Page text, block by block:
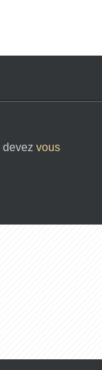
devez vous